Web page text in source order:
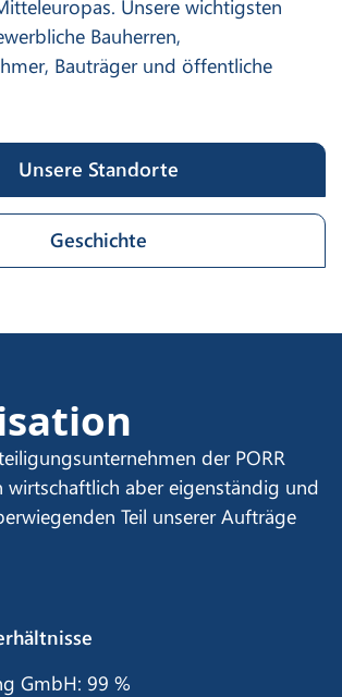
Unsere wichtigsten
Bauherren,
Bauträger und öffentliche
Unsere Standorte
Geschichte
der PORR
wirtschaftlich aber eigenständig und
Teil unserer Aufträge
GmbH: 99 %